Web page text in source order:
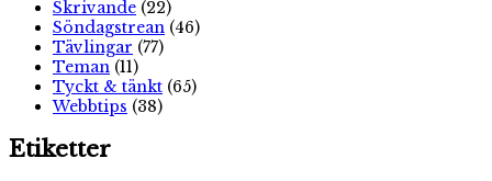
Skrivande (22)
Söndagstrean (46)
Tävlingar (77)
Teman (11)
Tyckt & tänkt (65)
Webbtips (38)
Etiketter